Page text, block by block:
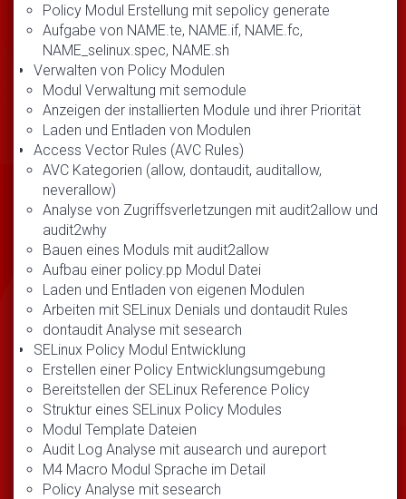
Policy Modul Erstellung mit sepolicy generate
Aufgabe von NAME.te, NAME.if, NAME.fc,
NAME_selinux.spec, NAME.sh
Verwalten von Policy Modulen
Modul Verwaltung mit semodule
Anzeigen der installierten Module und ihrer Priorität
Laden und Entladen von Modulen
Access Vector Rules (AVC Rules)
AVC Kategorien (allow, dontaudit, auditallow,
neverallow)
Analyse von Zugriffsverletzungen mit audit2allow und
audit2why
Bauen eines Moduls mit audit2allow
Aufbau einer policy.pp Modul Datei
Laden und Entladen von eigenen Modulen
Arbeiten mit SELinux Denials und dontaudit Rules
dontaudit Analyse mit sesearch
SELinux Policy Modul Entwicklung
Erstellen einer Policy Entwicklungsumgebung
Bereitstellen der SELinux Reference Policy
Struktur eines SELinux Policy Modules
Modul Template Dateien
Audit Log Analyse mit ausearch und aureport
M4 Macro Modul Sprache im Detail
Policy Analyse mit sesearch